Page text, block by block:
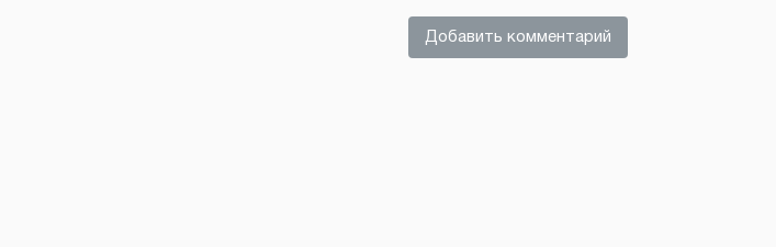
Добавить комментарий